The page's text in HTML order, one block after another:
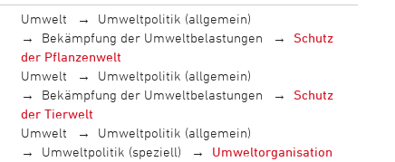
Umwelt
Umweltpolitik (allgemein)
Bekämpfung der Umweltbelastungen
Schutz
der Pflanzenwelt
Umwelt
Umweltpolitik (allgemein)
Bekämpfung der Umweltbelastungen
Schutz
der Tierwelt
Umwelt
Umweltpolitik (allgemein)
Umweltpolitik (speziell)
Umweltorganisation